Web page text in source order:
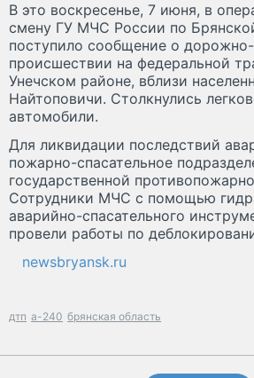
В это воскресенье, 7 июня, в
смену ГУ МЧС России по
поступило сообщение о
происшествии на федеральной
Унечском районе, вблизи
Найтоповичи. Столкнулись
автомобили.
Для ликвидации последствий
пожарно-спасательное
государственной
Сотрудники МЧС с помощью
аварийно-спасательного
провели работы по
newsbryansk.ru
дтп а-240 брянская область